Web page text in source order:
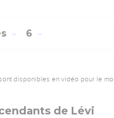
6
disponibles en vidéo pour le
de Lévi